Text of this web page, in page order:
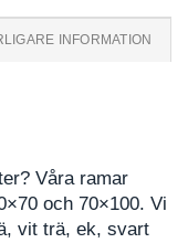
INFORMATION
Våra ramar
och 70×100. Vi
vit trä, ek, svart